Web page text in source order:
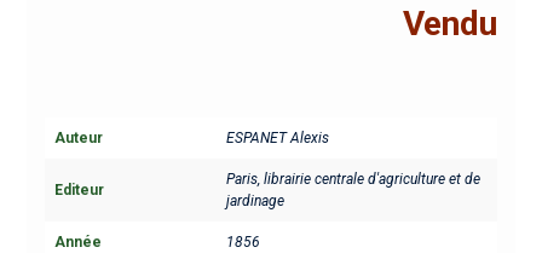
Vendu
Auteur ESPANET Alexis
Editeur
Paris, librairie centrale d'agriculture et de
jardinage
Année 1856